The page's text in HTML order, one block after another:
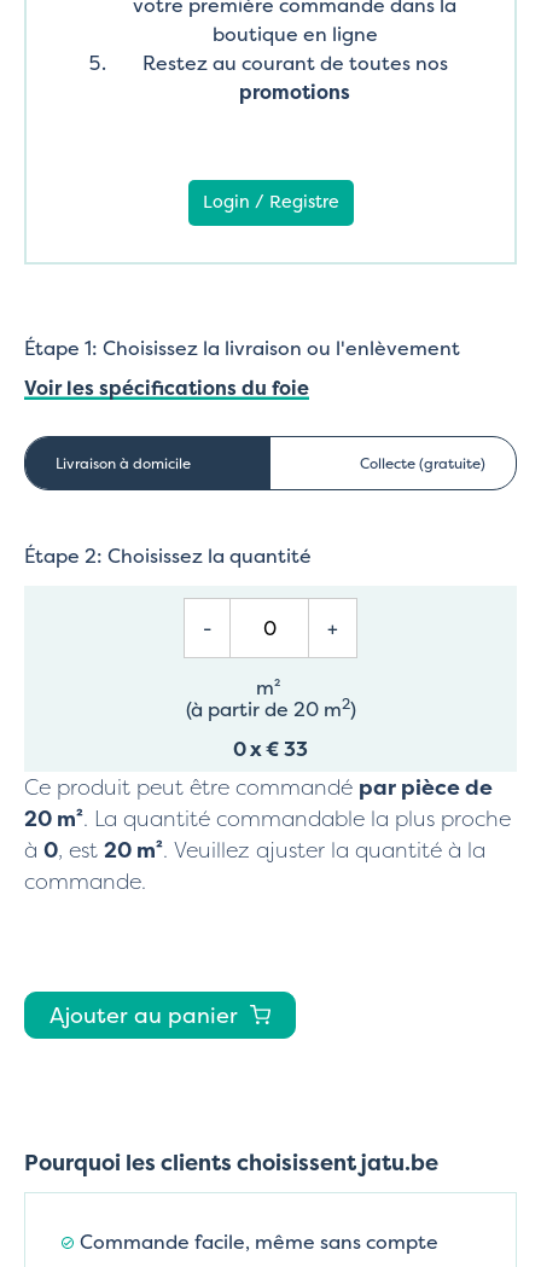
boutique en ligne
Restez au courant de toutes nos
promotions
Login / Registre
Étape 1: Choisissez la livraison ou l'enlèvement
Voir les spécifications du foie
Livraison à domicile Collecte (gratuite)
Étape 2: Choisissez la quantité
- +
m²
(à partir de 20 m2)
0x€ 33
Ce produit peut être commandé par pièce de
20 m². La quantité commandable la plus proche
à 0, est 20 m². Veuillez ajuster la quantité à la
commande.
Ajouter au panier
Pourquoi les clients choisissent jatu.be
Commande facile, même sans compte